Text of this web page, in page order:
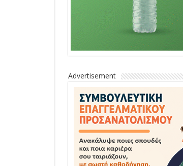
Advertisement